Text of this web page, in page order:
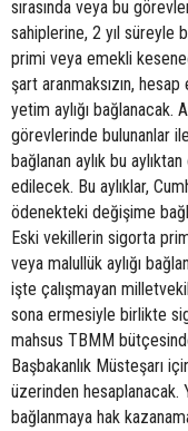
sırasında veya bu
sahiplerine, 2 yıl süreyle
primi veya emekli
şart aranmaksızın,
yetim aylığı bağlanacak.
görevlerinde bulunanlar
bağlanan aylık bu
edilecek. Bu aylıklar,
ödenekteki değişime
Eski vekillerin sigorta
veya malullük aylığı
işte çalışmayan
sona ermesiyle birlikte
mahsus TBMM
Başbakanlık Müsteşarı
üzerinden hesaplanacak.
bağlanmaya hak